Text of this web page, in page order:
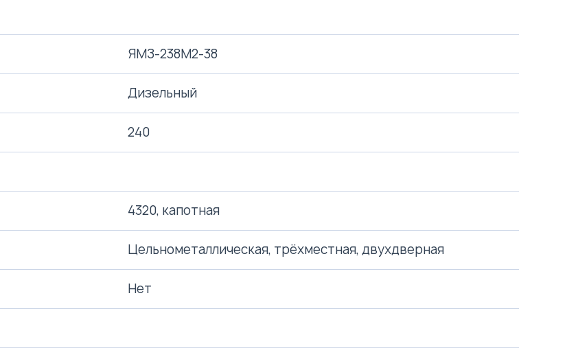
ЯМЗ-238М2-38
Дизельный
240
4320, капотная
Цельнометаллическая, трёхместная, двухдверная
Нет